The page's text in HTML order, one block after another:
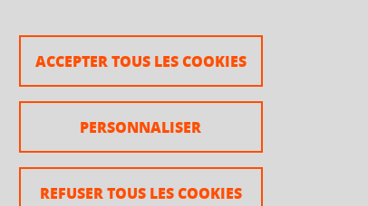
ACCEPTER TOUS LES COOKIES
REFUSER TOUS LES COOKIES
PERSONNALISER
Plan du site
Mentions légales
Crédits
Accessibilité : non conforme